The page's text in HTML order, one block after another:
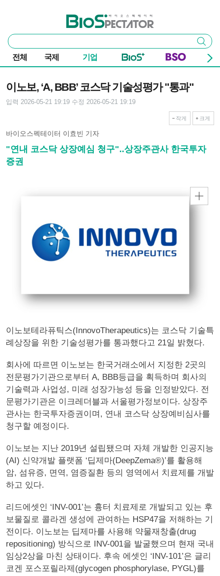
바이오스펙테이터
통
합
검
색
검색
전체 국제 기업
이노보, ‘A, BBB’ 코스닥 기술성평가 "통과"
입력 2026-05-21 19:19 수정 2026-05-21 19:19
작게 크게
바이오스펙테이터 이효빈 기자
"연내 코스닥 상장예심 청구"..상장주관사 한국투자
증권
이노보테라퓨틱스(InnovoTherapeutics)는 코스닥 기술특
례상장을 위한 기술성평가를 통과했다고 21일 밝혔다.
회사에 따르면 이노보는 한국거래소에서 지정한 2곳의
전문평가기관으로부터 A, BBB등급을 획득하며 회사의
기술력과 사업성, 미래 성장가능성 등을 인정받았다. 전
문평가기관은 이크레더블과 서울평가정보이다. 상장주
관사는 한국투자증권이며, 연내 코스닥 상장예비심사를
청구할 예정이다.
이노보는 지난 2019년 설립됐으며 자체 개발한 인공지능
(AI) 신약개발 플랫폼 ‘딥제마(DeepZema®)’를 활용해
암, 섬유증, 면역, 염증질환 등의 영역에서 치료제를 개발
하고 있다.
리드에셋인 ‘INV-001’는 흉터 치료제로 개발되고 있는 후
보물질로 콜라겐 생성에 관여하는 HSP47을 저해하는 기
전이다. 이노보는 딥제마를 사용해 약물재창출(drug
repositioning) 방식으로 INV-001을 발굴했으며 현재 국내
임상2상을 마친 상태이다. 후속 에셋인 ‘INV-101’은 글리
코겐 포스포릴라제(glycogen phosphorylase, PYGL)를